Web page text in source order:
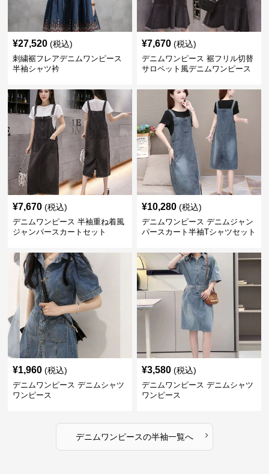
¥27,520 (税込)
刺繍裾フレアデニムワンピース
半袖シャツ衿
¥7,670 (税込)
デニムワンピース 裾フリル切替
サロペット風デニムワンピース
¥7,670 (税込)
デニムワンピース 半袖重ね着風
ジャンパースカートセット
¥10,280 (税込)
デニムワンピース デニムジャン
パースカート半袖Tシャツセット
¥1,960 (税込)
デニムワンピース デニムシャツ
ワンピース
¥3,580 (税込)
デニムワンピース デニムシャツ
ワンピース
デニムワンピースの半袖一覧へ ›